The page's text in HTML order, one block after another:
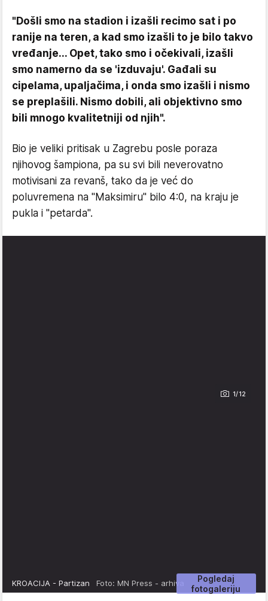
"Došli smo na stadion i izašli recimo sat i po
ranije na teren, a kad smo izašli to je bilo takvo
vređanje... Opet, tako smo i očekivali, izašli
smo namerno da se 'izduvaju'. Gađali su
cipelama, upaljačima, i onda smo izašli i nismo
se preplašili. Nismo dobili, ali objektivno smo
bili mnogo kvalitetniji od njih".
Bio je veliki pritisak u Zagrebu posle poraza
njihovog šampiona, pa su svi bili neverovatno
motivisani za revanš, tako da je već do
poluvremena na "Maksimiru" bilo 4:0, na kraju je
pukla i "petarda".
1/12
Pogledaj
fotogaleriju
KROACIJA - Partizan Foto: MN Press - arhiva